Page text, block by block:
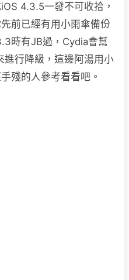
4.3.5一發不可收拾，
前已經有用小雨傘備份
時有JB過，Cydia會幫
進行降級，這邊阿湯用小
殘的人參考看看吧。